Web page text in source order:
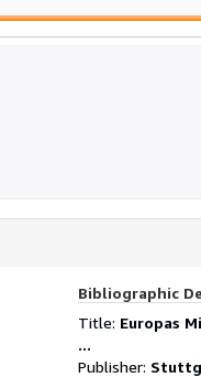
Bibliographic
Title: Europas
...
Publisher: